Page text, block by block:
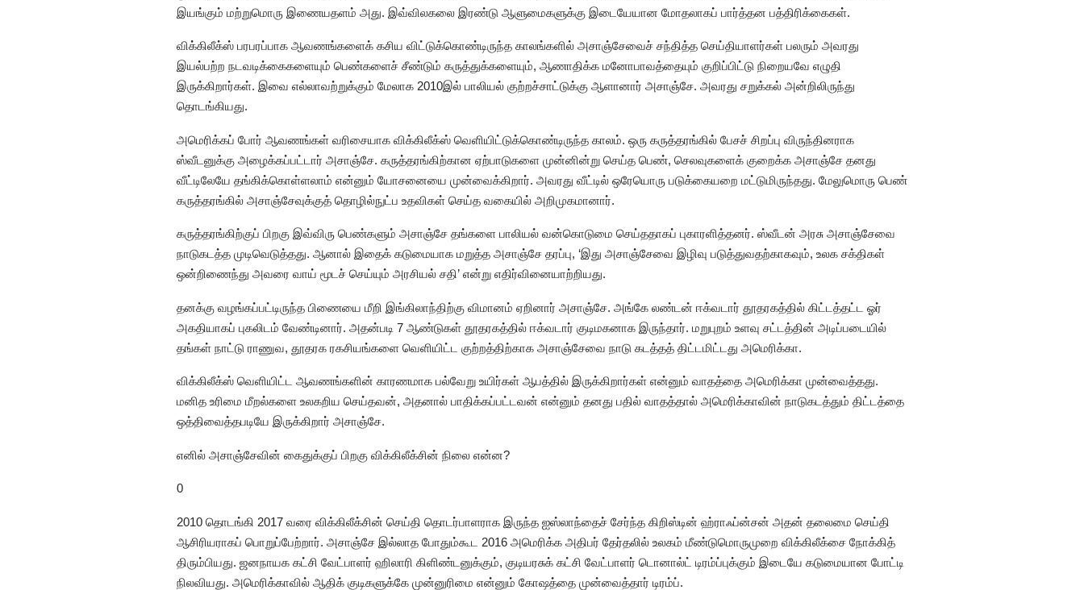
இயங்கும் மற்றுமொரு இணையதளம் அது. இவ்விலகலை இரண்டு ஆளுமைகளுக்கு இடையேயான மோதலாகப் பார்த்தன பத்திரிக்கைகள்.
விக்கிலீக்ஸ் பரபரப்பாக ஆவணங்களைக் கசிய விட்டுக்கொண்டிருந்த காலங்களில் அசாஞ்சேவைச் சந்தித்த செய்தியாளர்கள் பலரும் அவரது
இயல்பற்ற நடவடிக்கைகளையும் பெண்களைச் சீண்டும் கருத்துக்களையும், ஆணாதிக்க மனோபாவத்தையும் குறிப்பிட்டு நிறையவே எழுதி
இருக்கிறார்கள். இவை எல்லாவற்றுக்கும் மேலாக 2010இல் பாலியல் குற்றச்சாட்டுக்கு ஆளானார் அசாஞ்சே. அவரது சறுக்கல் அன்றிலிருந்து
தொடங்கியது.
அமெரிக்கப் போர் ஆவணங்கள் வரிசையாக விக்கிலீக்ஸ் வெளியிட்டுக்கொண்டிருந்த காலம். ஒரு கருத்தரங்கில் பேசச் சிறப்பு விருந்தினராக
ஸ்வீடனுக்கு அழைக்கப்பட்டார் அசாஞ்சே. கருத்தரங்கிற்கான ஏற்பாடுகளை முன்னின்று செய்த பெண், செலவுகளைக் குறைக்க அசாஞ்சே தனது
வீட்டிலேயே தங்கிக்கொள்ளலாம் என்னும் யோசனையை முன்வைக்கிறார். அவரது வீட்டில் ஒரேயொரு படுக்கையறை மட்டுமிருந்தது. மேலுமொரு பெண்
கருத்தரங்கில் அசாஞ்சேவுக்குத் தொழில்நுட்ப உதவிகள் செய்த வகையில் அறிமுகமானார்.
கருத்தரங்கிற்குப் பிறகு இவ்விரு பெண்களும் அசாஞ்சே தங்களை பாலியல் வன்கொடுமை செய்ததாகப் புகாரளித்தனர். ஸ்வீடன் அரசு அசாஞ்சேவை
நாடுகடத்த முடிவெடுத்தது. ஆனால் இதைக் கடுமையாக மறுத்த அசாஞ்சே தரப்பு, ‘இது அசாஞ்சேவை இழிவு படுத்துவதற்காகவும், உலக சக்திகள்
ஒன்றிணைந்து அவரை வாய் மூடச் செய்யும் அரசியல் சதி’ என்று எதிர்வினையாற்றியது.
தனக்கு வழங்கப்பட்டிருந்த பிணையை மீறி இங்கிலாந்திற்கு விமானம் ஏறினார் அசாஞ்சே. அங்கே லண்டன் ஈக்வடார் தூதரகத்தில் கிட்டத்தட்ட ஓர்
அகதியாகப் புகலிடம் வேண்டினார். அதன்படி 7 ஆண்டுகள் தூதரகத்தில் ஈக்வடார் குடிமகனாக இருந்தார். மறுபுறம் உளவு சட்டத்தின் அடிப்படையில்
தங்கள் நாட்டு ராணுவ, தூதரக ரகசியங்களை வெளியிட்ட குற்றத்திற்காக அசாஞ்சேவை நாடு கடத்தத் திட்டமிட்டது அமெரிக்கா.
விக்கிலீக்ஸ் வெளியிட்ட ஆவணங்களின் காரணமாக பல்வேறு உயிர்கள் ஆபத்தில் இருக்கிறார்கள் என்னும் வாதத்தை அமெரிக்கா முன்வைத்தது.
மனித உரிமை மீறல்களை உலகறிய செய்தவன், அதனால் பாதிக்கப்பட்டவன் என்னும் தனது பதில் வாதத்தால் அமெரிக்காவின் நாடுகடத்தும் திட்டத்தை
ஒத்திவைத்தபடியே இருக்கிறார் அசாஞ்சே.
எனில் அசாஞ்சேவின் கைதுக்குப் பிறகு விக்கிலீக்சின் நிலை என்ன?
0
2010 தொடங்கி 2017 வரை விக்கிலீக்சின் செய்தி தொடர்பாளராக இருந்த ஐஸ்லாந்தைச் சேர்ந்த கிறிஸ்டின் ஹ்ராஃப்ன்சன் அதன் தலைமை செய்தி
ஆசிரியராகப் பொறுப்பேற்றார். அசாஞ்சே இல்லாத போதும்கூட 2016 அமெரிக்க அதிபர் தேர்தலில் உலகம் மீண்டுமொருமுறை விக்கிலீக்சை நோக்கித்
திரும்பியது. ஜனநாயக கட்சி வேட்பாளர் ஹிலாரி கிளிண்டனுக்கும், குடியரசுக் கட்சி வேட்பாளர் டொனால்ட் டிரம்ப்புக்கும் இடையே கடுமையான போட்டி
நிலவியது. அமெரிக்காவில் ஆதிக் குடிகளுக்கே முன்னுரிமை என்னும் கோஷத்தை முன்வைத்தார் டிரம்ப்.